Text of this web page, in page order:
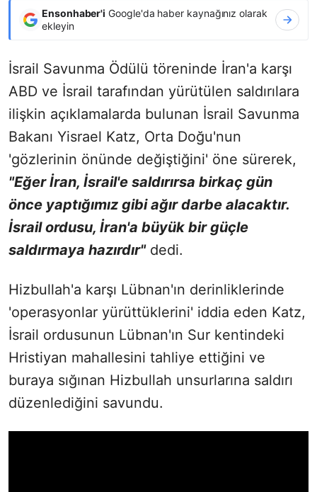
Ensonhaber'i Google'da haber kaynağınız olarak
ekleyin
İsrail Savunma Ödülü töreninde İran'a karşı
ABD ve İsrail tarafından yürütülen saldırılara
ilişkin açıklamalarda bulunan İsrail Savunma
Bakanı Yisrael Katz, Orta Doğu'nun
'gözlerinin önünde değiştiğini' öne sürerek,
"Eğer İran, İsrail'e saldırırsa birkaç gün
önce yaptığımız gibi ağır darbe alacaktır.
İsrail ordusu, İran'a büyük bir güçle
saldırmaya hazırdır"dedi.
Hizbullah'a karşı Lübnan'ın derinliklerinde
'operasyonlar yürüttüklerini' iddia eden Katz,
İsrail ordusunun Lübnan'ın Sur kentindeki
Hristiyan mahallesini tahliye ettiğini ve
buraya sığınan Hizbullah unsurlarına saldırı
düzenlediğini savundu.